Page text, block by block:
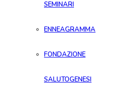
SEMINARI
ENNEAGRAMMA
FONDAZIONE
SALUTOGENESI